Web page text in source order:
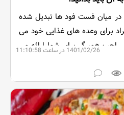
1401/02/26 در ساعت 11:10:58
میان فست فود ها تبدیل شده
برای وعده های غذایی خود می
راجب همبرگر برای شما ارائه می